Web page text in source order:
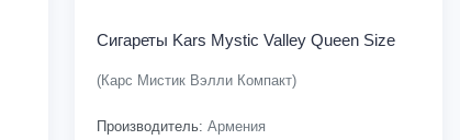
Сигареты Kars Mystic Valley Queen Size
(Карс Мистик Вэлли Компакт)
Производитель: Армения